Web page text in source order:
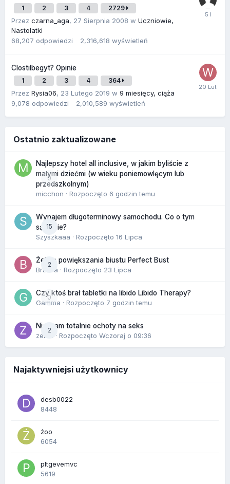
1 2 3 4 2729
Przez czarna_aga, 27 Sierpnia 2008 w Uczniowie,
Nastolatki
68,207 odpowiedzi 2,316,618 wyświetleń
Clostilbegyt? Opinie
1 2 3 4 364
Przez Rysia06, 23 Lutego 2019 w 9 miesięcy, ciąża
9,078 odpowiedzi 2,010,589 wyświetleń
Ostatnio zaktualizowane
0
Najlepszy hotel all inclusive, w jakim byliście z
małymi dziećmi (w wieku poniemowlęcym lub
przedszkolnym)
micchon · Rozpoczęto 6 godzin temu
15
Wynajem długoterminowy samochodu. Co o tym
sądzicie?
Szyszkaaa · Rozpoczęto 16 Lipca
2
Żel do powiększania biustu Perfect Bust
Bravva · Rozpoczęto 23 Lipca
0
Czy ktoś brał tabletki na libido Libido Therapy?
Gamma · Rozpoczęto 7 godzin temu
2
Nie mam totalnie ochoty na seks
zenla
· Rozpoczęto Wczoraj o 09:36
Najaktywniejsi użytkownicy
desb0022
8448
żoo
6054
pltgevemvc
5619